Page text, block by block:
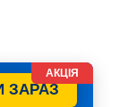
ЗАРАЗ
АКЦІЯ